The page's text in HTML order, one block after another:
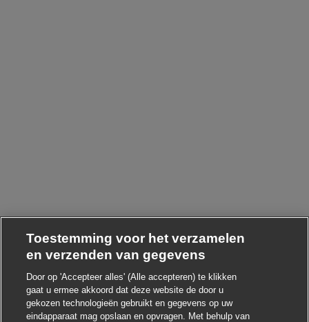
Hoi ! Heb je interesse in deze baan? Chatbot-melding
Toestemming voor het verzamelen
en verzenden van gegevens
Door op 'Accepteer alles' (Alle accepteren) te klikken
gaat u ermee akkoord dat deze website de door u
gekozen technologieën gebruikt en gegevens op uw
eindapparaat mag opslaan en opvragen. Met behulp van